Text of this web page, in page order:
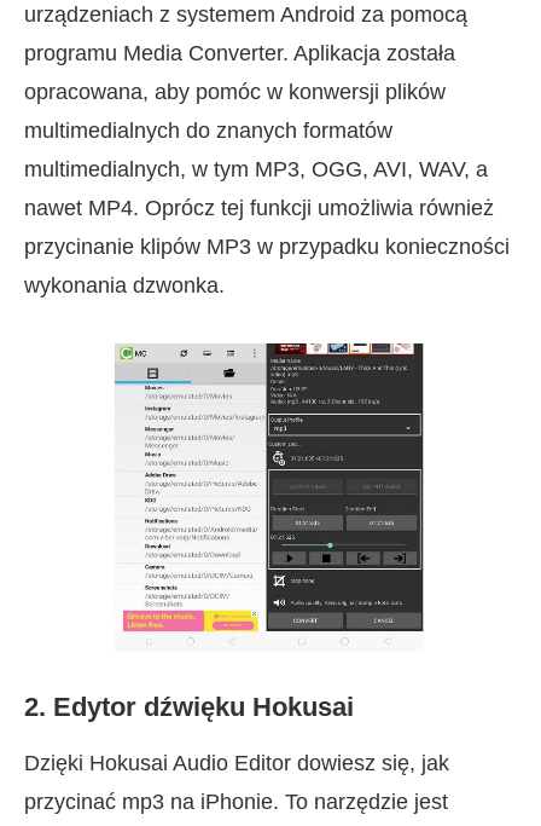
urządzeniach z systemem Android za pomocą
programu Media Converter. Aplikacja została
opracowana, aby pomóc w konwersji plików
multimedialnych do znanych formatów
multimedialnych, w tym MP3, OGG, AVI, WAV, a
nawet MP4. Oprócz tej funkcji umożliwia również
przycinanie klipów MP3 w przypadku konieczności
wykonania dzwonka.
2. Edytor dźwięku Hokusai
Dzięki Hokusai Audio Editor dowiesz się, jak
przycinać mp3 na iPhonie. To narzędzie jest